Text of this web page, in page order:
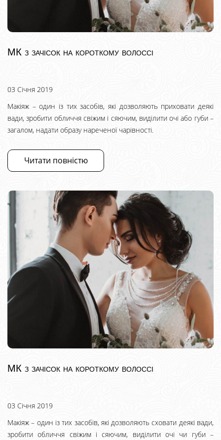
МК з зачісок на короткому волоссі
03 Січня 2019
Макіяж – один із тих засобів, які дозволяють приховати деякі
вади, зробити обличчя свіжим і сяючим, виділити очі або губи –
загалом, надати образу нареченої чарівності.
Читати повністю
МК з зачісок на короткому волоссі
03 Січня 2019
Макіяж – один із тих засобів, які дозволяють сховати деякі вади,
зробити обличчя свіжим і сяючим, виділити очі чи губи –